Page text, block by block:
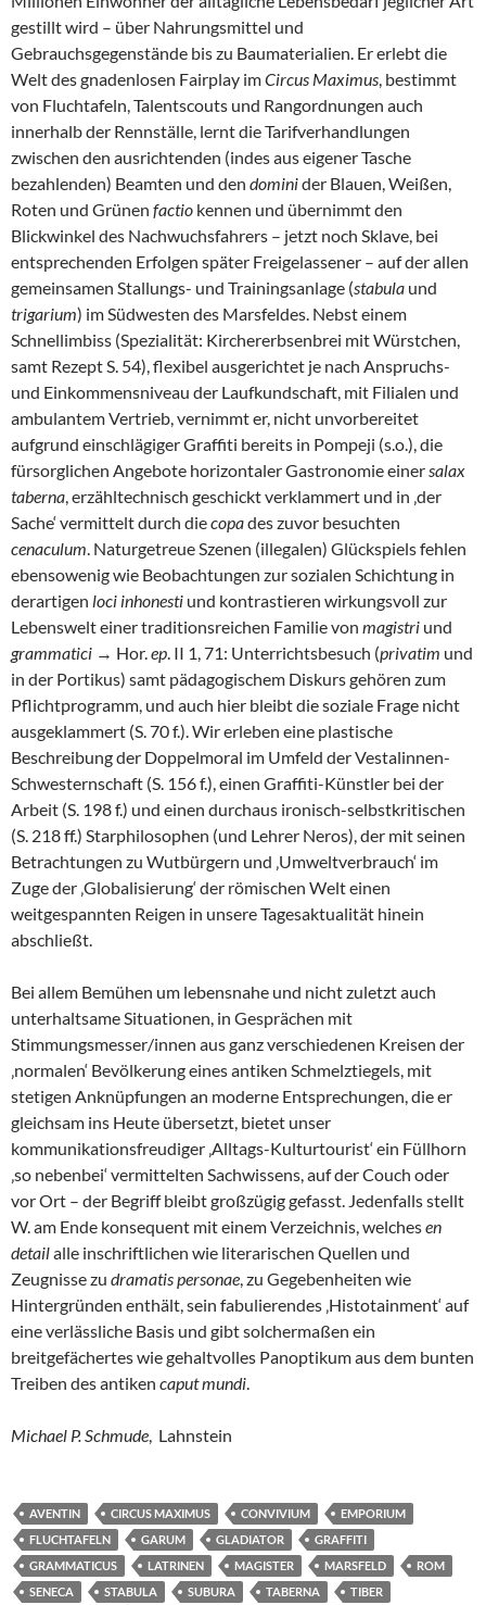
gestillt wird – über Nahrungsmittel und
Gebrauchsgegenstände bis zu Baumaterialien. Er erlebt die
Welt des gnadenlosen Fairplay imCircus Maximus, bestimmt
von Fluchtafeln, Talentscouts und Rangordnungen auch
innerhalb der Rennställe, lernt die Tarifverhandlungen
zwischen den ausrichtenden (indes aus eigener Tasche
bezahlenden) Beamten und den dominider Blauen, Weißen,
Roten und Grünen factio kennen und übernimmt den
Blickwinkel des Nachwuchsfahrers – jetzt noch Sklave, bei
entsprechenden Erfolgen später Freigelassener – auf der allen
gemeinsamen Stallungs- und Trainingsanlage (stabula und
trigarium) im Südwesten des Marsfeldes. Nebst einem
Schnellimbiss (Spezialität: Kirchererbsenbrei mit Würstchen,
samt Rezept S. 54), flexibel ausgerichtet je nach Anspruchs-
und Einkommensniveau der Laufkundschaft, mit Filialen und
ambulantem Vertrieb, vernimmt er, nicht unvorbereitet
aufgrund einschlägiger Graffiti bereits in Pompeji (s.o.), die
fürsorglichen Angebote horizontaler Gastronomie einersalax
taberna, erzähltechnisch geschickt verklammert und in ‚der
Sache‘ vermittelt durch diecopades zuvor besuchten
cenaculum. Naturgetreue Szenen (illegalen) Glückspiels fehlen
ebensowenig wie Beobachtungen zur sozialen Schichtung in
derartigen loci inhonesti und kontrastieren wirkungsvoll zur
Lebenswelt einer traditionsreichen Familie von magistri und
grammatici → Hor.ep. II 1, 71: Unterrichtsbesuch (privatim und
in der Portikus) samt pädagogischem Diskurs gehören zum
Pflichtprogramm, und auch hier bleibt die soziale Frage nicht
ausgeklammert (S. 70 f.). Wir erleben eine plastische
Beschreibung der Doppelmoral im Umfeld der Vestalinnen-
Schwesternschaft (S. 156 f.), einen Graffiti-Künstler bei der
Arbeit (S. 198 f.) und einen durchaus ironisch-selbstkritischen
(S. 218 ff.) Starphilosophen (und Lehrer Neros), der mit seinen
Betrachtungen zu Wutbürgern und ‚Umweltverbrauch‘ im
Zuge der ‚Globalisierung‘ der römischen Welt einen
weitgespannten Reigen in unsere Tagesaktualität hinein
abschließt.
Bei allem Bemühen um lebensnahe und nicht zuletzt auch
unterhaltsame Situationen, in Gesprächen mit
Stimmungsmesser/innen aus ganz verschiedenen Kreisen der
‚normalen‘ Bevölkerung eines antiken Schmelztiegels, mit
stetigen Anknüpfungen an moderne Entsprechungen, die er
gleichsam ins Heute übersetzt, bietet unser
kommunikationsfreudiger ‚Alltags-Kulturtourist‘ ein Füllhorn
‚so nebenbei‘ vermittelten Sachwissens, auf der Couch oder
vor Ort – der Begriff bleibt großzügig gefasst. Jedenfalls stellt
W. am Ende konsequent mit einem Verzeichnis, welchesen
detailalle inschriftlichen wie literarischen Quellen und
Zeugnisse zu dramatis personae, zu Gegebenheiten wie
Hintergründen enthält, sein fabulierendes ‚Histotainment‘ auf
eine verlässliche Basis und gibt solchermaßen ein
breitgefächertes wie gehaltvolles Panoptikum aus dem bunten
Treiben des antiken caput mundi.
Michael P. Schmude, Lahnstein
AVENTIN CIRCUS MAXIMUS CONVIVIUM
EMPORIUM
FLUCHTAFELN
GARUM GLADIATOR
GRAFFITI
GRAMMATICUS
LATRINEN MAGISTER MARSFELD
ROM
SENECA
STABULA SUBURA TABERNA
TIBER